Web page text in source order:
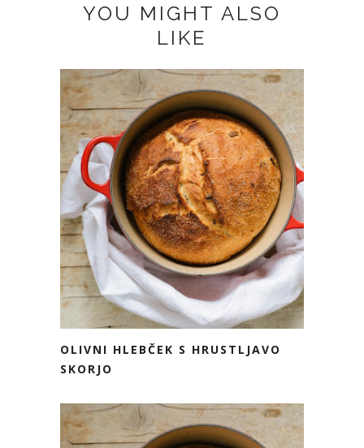
YOU MIGHT ALSO
LIKE
OLIVNI HLEBČEK S HRUSTLJAVO
SKORJO